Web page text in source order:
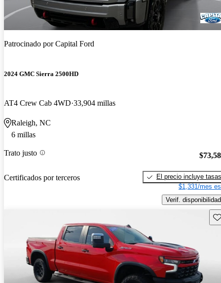
Patrocinado porCapital Ford
2024 GMC Sierra 2500HD
AT4 Crew Cab 4WD 33,904 millas
Raleigh, NC
6 millas
Trato justo
Certificados por terceros
El precio incluye tasas
$1,331/mes
Verif. disponibilidad